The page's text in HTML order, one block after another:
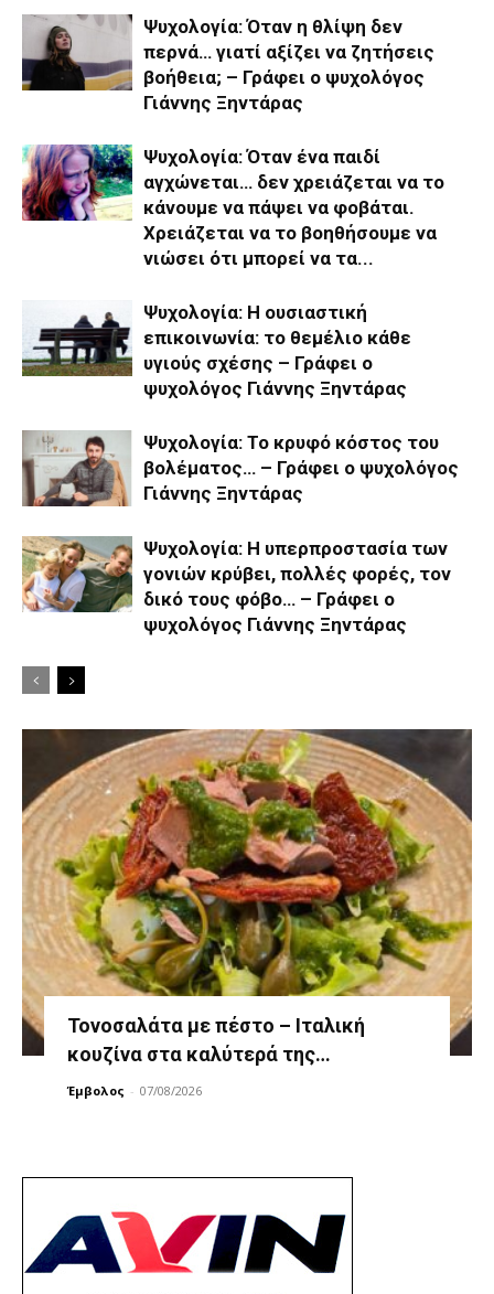
Ψυχολογία: Όταν η θλίψη δεν
περνά… γιατί αξίζει να ζητήσεις
βοήθεια; – Γράφει ο ψυχολόγος
Γιάννης Ξηντάρας
Ψυχολογία: Όταν ένα παιδί
αγχώνεται… δεν χρειάζεται να το
κάνουμε να πάψει να φοβάται.
Χρειάζεται να το βοηθήσουμε να
νιώσει ότι μπορεί να τα...
Ψυχολογία: Η ουσιαστική
επικοινωνία: το θεμέλιο κάθε
υγιούς σχέσης – Γράφει ο
ψυχολόγος Γιάννης Ξηντάρας
Ψυχολογία: Το κρυφό κόστος του
βολέματος… – Γράφει ο ψυχολόγος
Γιάννης Ξηντάρας
Ψυχολογία: Η υπερπροστασία των
γονιών κρύβει, πολλές φορές, τον
δικό τους φόβο… – Γράφει ο
ψυχολόγος Γιάννης Ξηντάρας
Τονοσαλάτα με πέστο – Ιταλική
κουζίνα στα καλύτερά της…
Έμβολος - 07/08/2026